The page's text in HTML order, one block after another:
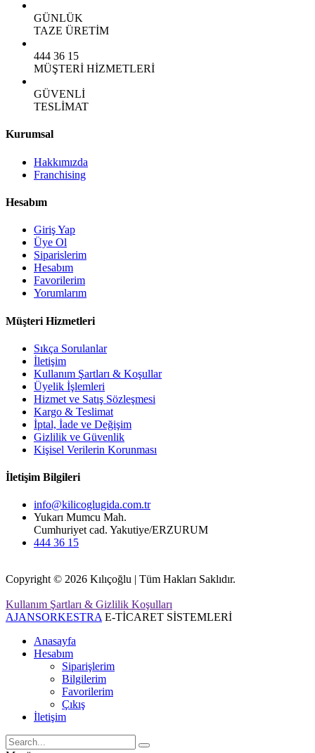
GÜNLÜK
TAZE ÜRETİM
444 36 15
MÜŞTERİ HİZMETLERİ
GÜVENLİ
TESLİMAT
Kurumsal
Hakkımızda
Franchising
Hesabım
Giriş Yap
Üye Ol
Siparislerim
Hesabım
Favorilerim
Yorumlarım
Müşteri Hizmetleri
Sıkça Sorulanlar
İletişim
Kullanım Şartları & Koşullar
Üyelik İşlemleri
Hizmet ve Satış Sözleşmesi
Kargo & Teslimat
İptal, İade ve Değişim
Gizlilik ve Güvenlik
Kişisel Verilerin Korunması
İletişim Bilgileri
info@kilicoglugida.com.tr
Yukarı Mumcu Mah.
Cumhuriyet cad. Yakutiye/ERZURUM
444 36 15
Copyright © 2026 Kılıçoğlu | Tüm Hakları Saklıdır.
Kullanım Şartları & Gizlilik Koşulları
AJANSORKESTRA E-TİCARET SİSTEMLERİ
Anasayfa
Hesabım
Siparişlerim
Bilgilerim
Favorilerim
Çıkış
İletişim